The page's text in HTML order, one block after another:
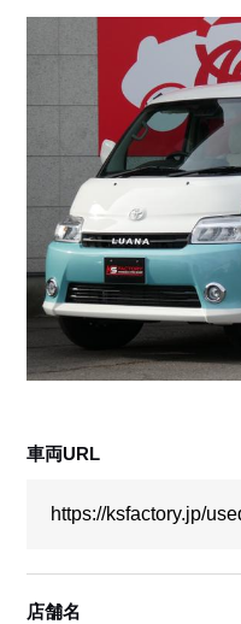
採用情報
店
車両URL
店舗名